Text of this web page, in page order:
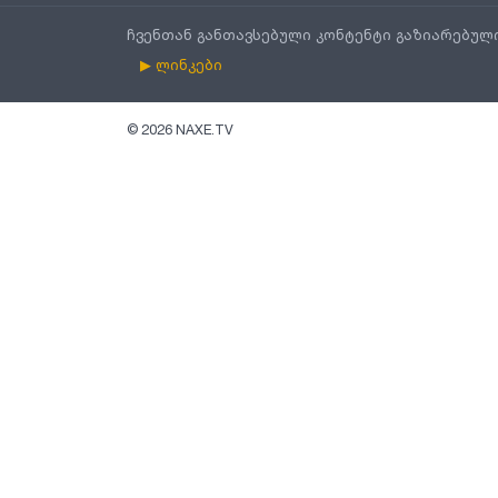
ჩვენთან განთავსებული კონტენტი
▶ ლინკები
© 2026 NAXE.TV